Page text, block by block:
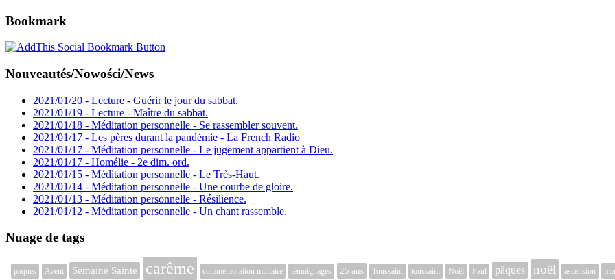
Bookmark
Nouveautés/Nowości/News
2021/01/20 - Lecture - Guérir le jour du sabbat.
2021/01/19 - Lecture - Maître du sabbat.
2021/01/18 - Méditation personnelle - Se rassembler souvent.
2021/01/17 - Les pères durant la pandémie - La French Radio
2021/01/17 - Méditation personnelle - Le jugement appartient à Dieu.
2021/01/17 - Homélie - 2e dim. ord.
2021/01/15 - Méditation personnelle - Le Très-Haut.
2021/01/14 - Méditation personnelle - Une courbe de gloire.
2021/01/13 - Méditation personnelle - Résilience.
2021/01/12 - Méditation personnelle - Un chant rassemble.
Nuage de tags
paques Avent Semaine Sainte carême commémoration militaire témoignages 25 ans Toussaint toussaint Noël Paul pâques noël ascension